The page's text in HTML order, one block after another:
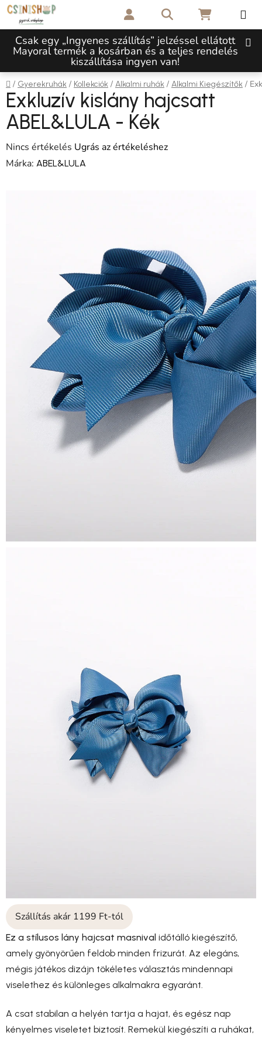
Ugrás a fő tartalomhoz
Csak egy „Ingyenes szállítás” jelzéssel ellátott
Mayoral termék a kosárban és a teljes rendelés
kiszállítása ingyen van!
KeresésKOSÁR
Kezdőlap
/ Gyerekruhák / Kollekciók / Alkalmi ruhák / Alkalmi Kiegészítők /
Szállítás akár 1199 Ft-tól
Ez a stílusos lány hajcsat masnival időtálló kiegészítő,
amely gyönyörűen feldob minden frizurát. Az elegáns,
mégis játékos dizájn tökéletes választás mindennapi
viselethez és különleges alkalmakra egyaránt.
A csat stabilan a helyén tartja a hajat, és egész nap
kényelmes viseletet biztosít. Remekül kiegészíti a ruhákat,
Exkluzív kislány hajcsatt
ABEL&LULA - Kék
A termék átlagos értékelése 5-ből 0,0 csillag.
Nincs értékelés Ugrás az értékeléshez
Márka: ABEL&LULA